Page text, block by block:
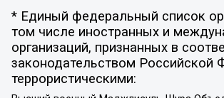
* Единый федеральный список
том числе иностранных и
организаций, признанных в
законодательством Российской
террористическими: